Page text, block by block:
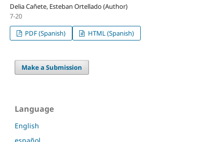
Delia Cañete, Esteban Ortellado (Author)
7-20
PDF (Spanish)
HTML (Spanish)
Make a Submission
Language
English